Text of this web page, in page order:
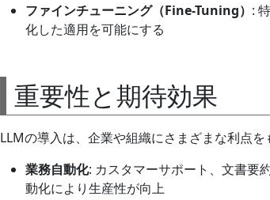
ファインチューニング（Fine-Tuning） :
化した適用を可能にする
重要性と期待効果
LLMの導入は、企業や組織にさまざまな利点を
業務自動化: カスタマーサポート、文書要
動化により生産性が向上